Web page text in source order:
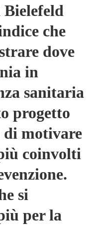
che
dove
in
sanitaria
progetto
di motivare
coinvolti
si
per la